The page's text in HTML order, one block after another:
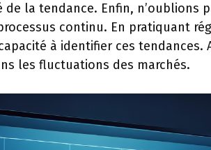
la tendance. Enfin, n’oublions
continu. En pratiquant
à identifier ces tendances.
les fluctuations des marchés.